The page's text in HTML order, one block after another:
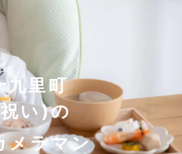
九里町
い)の
メラマン